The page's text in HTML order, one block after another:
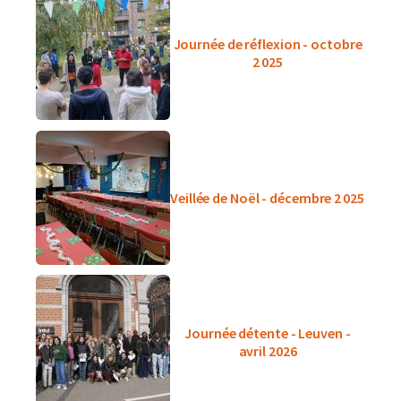
Journée de réflexion - octobre
2 025
Veillée de Noël - décembre 2 025
Journée détente - Leuven -
avril 2026